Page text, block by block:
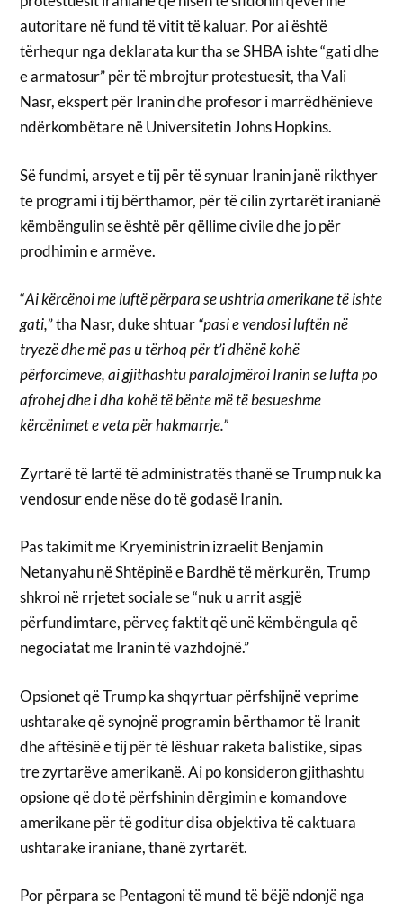
autoritare në fund të vitit të kaluar. Por ai është
tërhequr nga deklarata kur tha se SHBA ishte “gati dhe
e armatosur” për të mbrojtur protestuesit, tha Vali
Nasr, ekspert për Iranin dhe profesor i marrëdhënieve
ndërkombëtare në Universitetin Johns Hopkins.
Së fundmi, arsyet e tij për të synuar Iranin janë rikthyer
te programi i tij bërthamor, për të cilin zyrtarët iranianë
këmbëngulin se është për qëllime civile dhe jo për
prodhimin e armëve.
“Ai kërcënoi me luftë përpara se ushtria amerikane të ishte
gati,” tha Nasr, duke shtuar“pasi e vendosi luftën në
tryezë dhe më pas u tërhoq për t’i dhënë kohë
përforcimeve, ai gjithashtu paralajmëroi Iranin se lufta po
afrohej dhe i dha kohë të bënte më të besueshme
kërcënimet e veta për hakmarrje.”
Zyrtarë të lartë të administratës thanë se Trump nuk ka
vendosur ende nëse do të godasë Iranin.
Pas takimit me Kryeministrin izraelit Benjamin
Netanyahu në Shtëpinë e Bardhë të mërkurën, Trump
shkroi në rrjetet sociale se “nuk u arrit asgjë
përfundimtare, përveç faktit që unë këmbëngula që
negociatat me Iranin të vazhdojnë.”
Opsionet që Trump ka shqyrtuar përfshijnë veprime
ushtarake që synojnë programin bërthamor të Iranit
dhe aftësinë e tij për të lëshuar raketa balistike, sipas
tre zyrtarëve amerikanë. Ai po konsideron gjithashtu
opsione që do të përfshinin dërgimin e komandove
amerikane për të goditur disa objektiva të caktuara
ushtarake iraniane, thanë zyrtarët.
Por përpara se Pentagoni të mund të bëjë ndonjë nga